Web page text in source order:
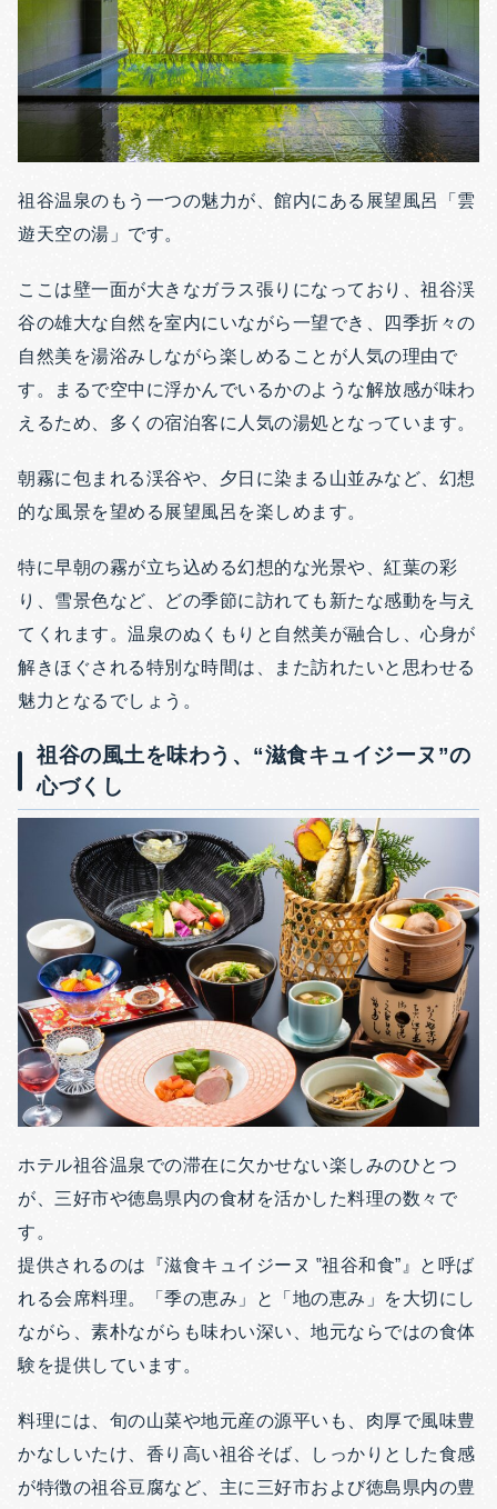
祖谷温泉のもう一つの魅力が、館内にある展望風呂「雲
遊天空の湯」です。
ここは壁一面が大きなガラス張りになっており、祖谷渓
谷の雄大な自然を室内にいながら一望でき、四季折々の
自然美を湯浴みしながら楽しめることが人気の理由で
す。まるで空中に浮かんでいるかのような解放感が味わ
えるため、多くの宿泊客に人気の湯処となっています。
朝霧に包まれる渓谷や、夕日に染まる山並みなど、幻想
的な風景を望める展望風呂を楽しめます。
特に早朝の霧が立ち込める幻想的な光景や、紅葉の彩
り、雪景色など、どの季節に訪れても新たな感動を与え
てくれます。温泉のぬくもりと自然美が融合し、心身が
解きほぐされる特別な時間は、また訪れたいと思わせる
魅力となるでしょう。
祖谷の風土を味わう、“滋食キュイジーヌ”の
心づくし
ホテル祖谷温泉での滞在に欠かせない楽しみのひとつ
が、三好市や徳島県内の食材を活かした料理の数々で
す。
提供されるのは『滋食キュイジーヌ ‟祖谷和食”』と呼ば
れる会席料理。「季の恵み」と「地の恵み」を大切にし
ながら、素朴ながらも味わい深い、地元ならではの食体
験を提供しています。
料理には、旬の山菜や地元産の源平いも、肉厚で風味豊
かなしいたけ、香り高い祖谷そば、しっかりとした食感
が特徴の祖谷豆腐など、主に三好市および徳島県内の豊